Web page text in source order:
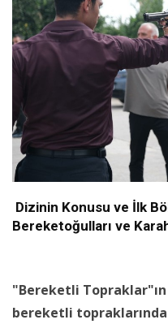
Dizinin Konusu ve İlk
Bereketoğulları ve
"Bereketli Topraklar"ın
bereketli topraklarında